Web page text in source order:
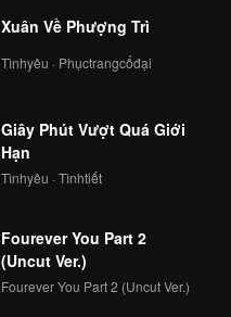
Xuân Về Phượng Trì
Tìnhyêu · Phụctrangcổđại
Giây Phút Vượt Quá Giới
Hạn
Tìnhyêu · Tìnhtiết
Fourever You Part 2
(Uncut Ver.)
Fourever You Part 2 (Uncut Ver.)